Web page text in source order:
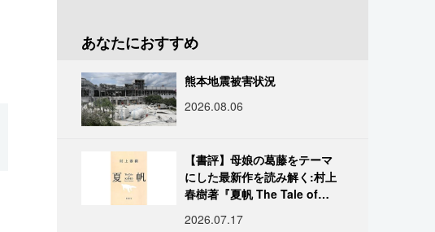
あなたにおすすめ
熊本地震被害状況
2026.08.06
【書評】母娘の葛藤をテーマ
にした最新作を読み解く:村上
春樹著『夏帆 The Tale of
2026.07.17